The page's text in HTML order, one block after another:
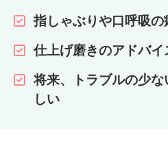
指しゃぶりや口呼吸の
仕上げ磨きのアドバ
将来、トラブルの少
しい